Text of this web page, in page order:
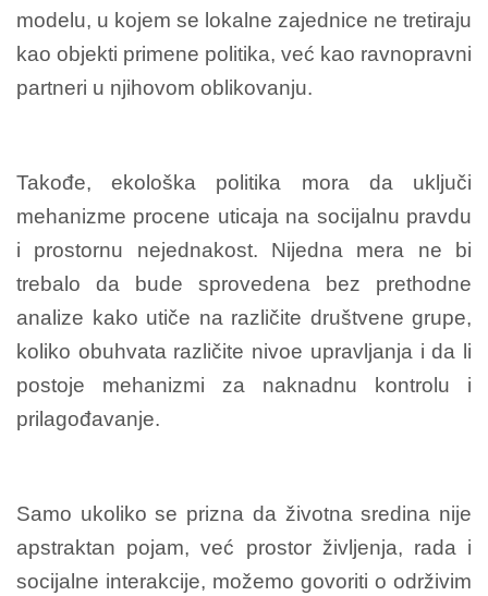
modelu, u kojem se lokalne zajednice ne tretiraju
kao objekti primene politika, već kao ravnopravni
partneri u njihovom oblikovanju.
Takođe, ekološka politika mora da uključi
mehanizme procene uticaja na socijalnu pravdu
i prostornu nejednakost. Nijedna mera ne bi
trebalo da bude sprovedena bez prethodne
analize kako utiče na različite društvene grupe,
koliko obuhvata različite nivoe upravljanja i da li
postoje mehanizmi za naknadnu kontrolu i
prilagođavanje.
Samo ukoliko se prizna da životna sredina nije
apstraktan pojam, već prostor življenja, rada i
socijalne interakcije, možemo govoriti o održivim